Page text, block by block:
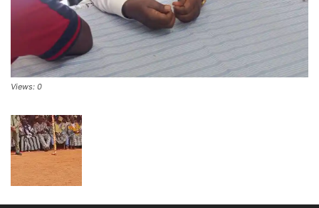
Views: 0